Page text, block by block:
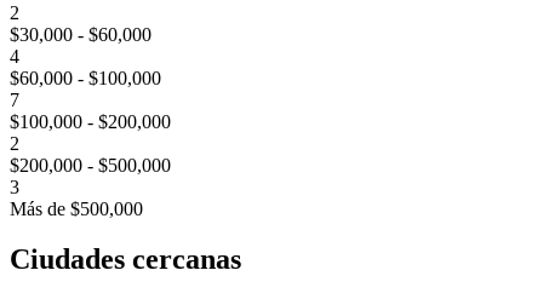
2
$30,000 - $60,000
4
$60,000 - $100,000
7
$100,000 - $200,000
2
$200,000 - $500,000
3
Más de $500,000
Ciudades cercanas